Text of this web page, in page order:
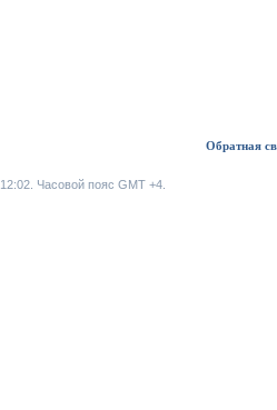
Обратная
12:02. Часовой пояс GMT +4.